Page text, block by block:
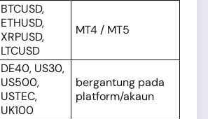
BTCUSD,
ETHUSD,
XRPUSD,
LTCUSD
MT4 / MT5
DE40, US30,
US500,
USTEC,
UK100
bergantung pada
platform/akaun